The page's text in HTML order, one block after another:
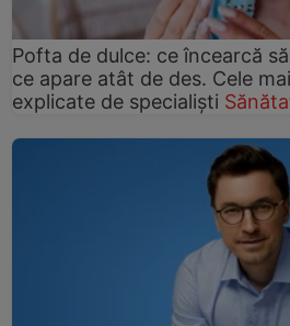
Pofta de dulce: ce încearcă
ce apare atât de des. Cele
explicate de specialiști